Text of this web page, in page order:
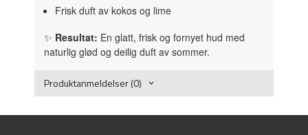
Frisk duft av kokos og lime
✨ Resultat: En glatt, frisk og fornyet hud med
naturlig glød og deilig duft av sommer.
Produktanmeldelser (0)